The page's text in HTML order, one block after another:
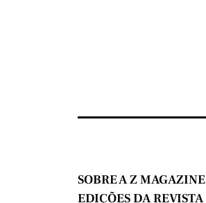
SOBRE A Z MAGAZINE
EDIÇÕES DA REVISTA